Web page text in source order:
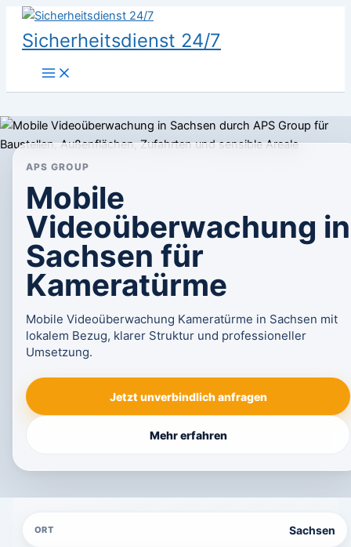
Zum
Inhalt
springen
Sicherheitsdienst 24/7
APS GROUP
Mobile
Videoüberwachung in
Sachsen für
Kameratürme
Mobile Videoüberwachung Kameratürme in Sachsen mit
lokalem Bezug, klarer Struktur und professioneller
Umsetzung.
Jetzt unverbindlich anfragen
Mehr erfahren
ORT Sachsen